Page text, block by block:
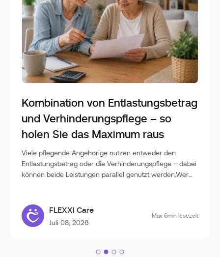
Kombination von Entlastungsbetrag
und Verhinderungspflege – so
holen Sie das Maximum raus
Viele pflegende Angehörige nutzen entweder den
Entlastungsbetrag oder die Verhinderungspflege – dabei
können beide Leistungen parallel genutzt werden.Wer
Pflegealltag erhalten und die finanzielle Belastung
reduzieren.In diesem Beitrag erfahren Sie, wie
Entlastungsbetrag und Verhinderungspflege
Leistungen optimal ausschöpfen.Entlastungsbetrag und
FLEXXI Care
Juli 08, 2026
Max 6min lesezeit